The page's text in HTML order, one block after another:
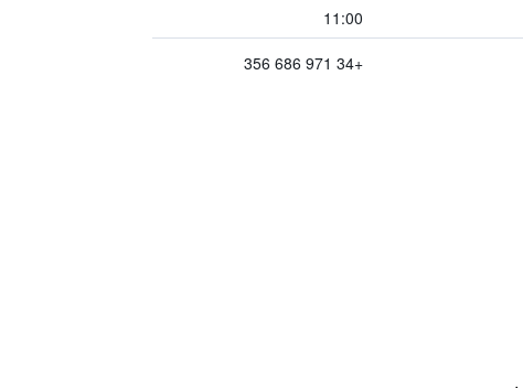
11:00
+34 971 686 356